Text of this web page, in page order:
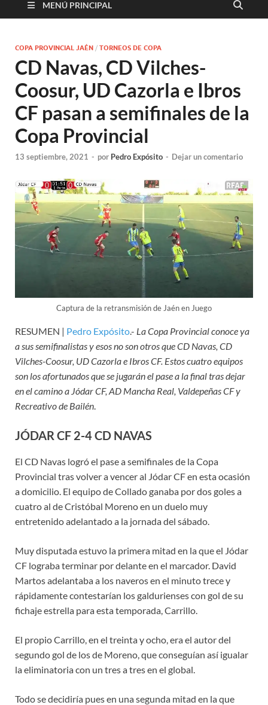
MENÚ PRINCIPAL
COPA PROVINCIAL JAÉN / TORNEOS DE COPA
CD Navas, CD Vilches-
Coosur, UD Cazorla e Ibros
CF pasan a semifinales de la
Copa Provincial
13 septiembre, 2021 - por Pedro Expósito - Dejar un comentario
Captura de la retransmisión de Jaén en Juego
RESUMEN | Pedro Expósito.- La Copa Provincial conoce ya
a sus semifinalistas y esos no son otros que CD Navas, CD
Vilches-Coosur, UD Cazorla e Ibros CF. Estos cuatro equipos
son los afortunados que se jugarán el pase a la final tras dejar
en el camino a Jódar CF, AD Mancha Real, Valdepeñas CF y
Recreativo de Bailén
JÓDAR CF 2-4 CD NAVAS
El CD Navas logró el pase a semifinales de la Copa
Provincial tras volver a vencer al Jódar CF en esta ocasión
a domicilio. El equipo de Collado ganaba por dos goles a
cuatro al de Cristóbal Moreno en un duelo muy
entretenido adelantado a la jornada del sábado.
Muy disputada estuvo la primera mitad en la que el Jódar
CF lograba terminar por delante en el marcador. David
Martos adelantaba a los naveros en el minuto trece y
rápidamente contestarían los galdurienses con gol de su
fichaje estrella para esta temporada, Carrillo.
El propio Carrillo, en el treinta y ocho, era el autor del
segundo gol de los de Moreno, que conseguían así igualar
la eliminatoria con un tres a tres en el global.
Todo se decidiría pues en una segunda mitad en la que